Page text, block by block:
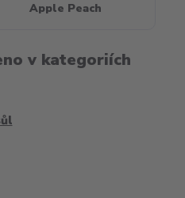
Apple Peach
v kategoriích